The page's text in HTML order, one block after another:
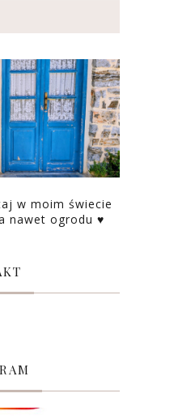
w moim świecie
nawet ogrodu ♥